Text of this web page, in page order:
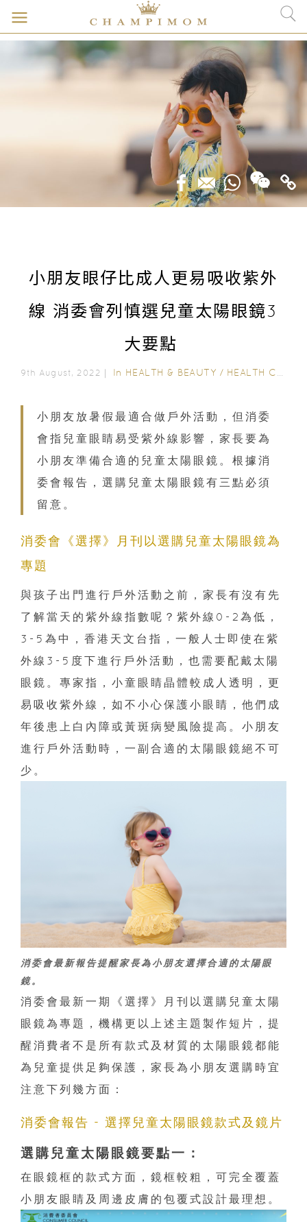
小朋友眼仔比成人更易吸收紫外
線 消委會列慎選兒童太陽眼鏡3
大要點
9th August, 2022｜ In HEALTH & BEAUTY / HEALTH CARE
小朋友放暑假最適合做戶外活動，但消委
會指兒童眼睛易受紫外線影響，家長要為
小朋友準備合適的兒童太陽眼鏡。根據消
委會報告，選購兒童太陽眼鏡有三點必須
留意。
消委會《選擇》月刊以選購兒童太陽眼鏡為
專題
與孩子出門進行戶外活動之前，家長有沒有先
了解當天的紫外線指數呢？紫外線0-2為低，
3-5為中，香港天文台指，一般人士即使在紫
外線3-5度下進行戶外活動，也需要配戴太陽
眼鏡。專家指，小童眼睛晶體較成人透明，更
易吸收紫外線，如不小心保護小眼睛，他們成
年後患上白內障或黃斑病變風險提高。小朋友
進行戶外活動時，一副合適的太陽眼鏡絕不可
少。
消委會最新報告提醒家長為小朋友選擇合適的太陽眼
鏡。
消委會最新一期《選擇》月刊以選購兒童太陽
眼鏡為專題，機構更以上述主題製作短片，提
醒消費者不是所有款式及材質的太陽眼鏡都能
為兒童提供足夠保護，家長為小朋友選購時宜
注意下列幾方面：
消委會報告 - 選擇兒童太陽眼鏡款式及鏡片
選購兒童太陽眼鏡要點一：
在眼鏡框的款式方面，鏡框較粗，可完全覆蓋
小朋友眼睛及周邊皮膚的包覆式設計最理想。